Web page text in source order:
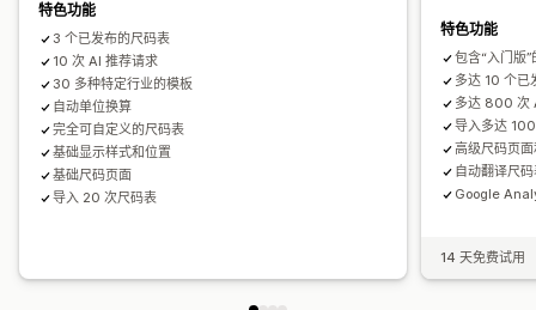
特色功能
3 个已发布的尺码表
10 次 AI 推荐请求
30 多种特定行业的模板
自动单位换算
完全可自定义的尺码表
基础显示样式和位置
基础尺码页面
导入 20 次尺码表
特色功能
包含“入门版
多达 10 个已
多达 800 次
导入多达
高级尺码页
自动翻译尺
Google
14 天免费试用